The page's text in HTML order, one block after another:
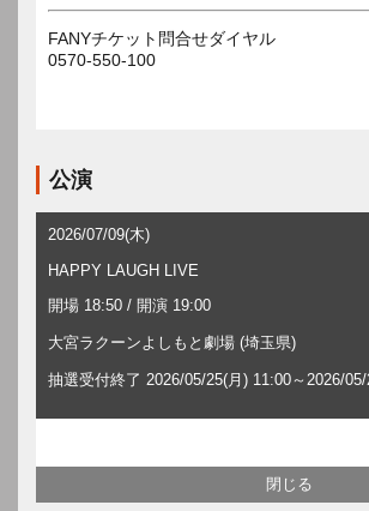
FANYチケット問合せダイヤル
0570-550-100
公演
2026/07/09(木)
HAPPY LAUGH LIVE
開場 18:50 / 開演 19:00
大宮ラクーンよしもと劇場 (埼玉県)
抽選受付終了 2026/05/25(月) 11:00～2026/